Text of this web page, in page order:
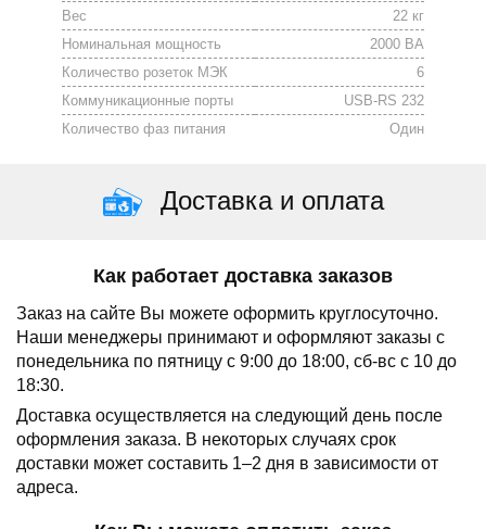
Вес
22 кг
Номинальная мощность
2000 ВА
Количество розеток МЭК
6
Коммуникационные порты
USB-RS 232
Количество фаз питания
Один
Доставка и оплата
Как работает доставка заказов
Заказ на сайте Вы можете оформить круглосуточно.
Наши менеджеры принимают и оформляют заказы с
понедельника по пятницу с 9:00 до 18:00, сб-вс с 10 до
18:30.
Доставка осуществляется на следующий день после
оформления заказа. В некоторых случаях срок
доставки может составить 1–2 дня в зависимости от
адреса.